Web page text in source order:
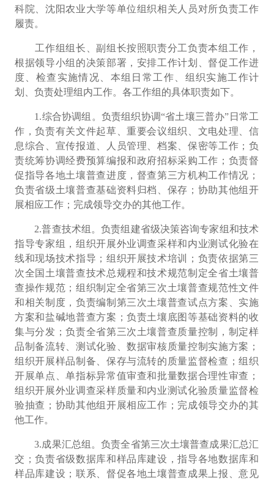
科院、沈阳农业大学等单位组织相关人员对所负责工作
履责。
工作组组长、副组长按照职责分工负责本组工作，
根据领导小组的决策部署，安排工作计划、督促工作进
度、检查实施情况、本组日常工作、组织实施工作计
划、负责处理组内工作。各工作组的具体职责如下。
1.综合协调组。 负责组织协调“省土壤三普办” 日常工
作，负责有关文件起草、重要会议组织、文电处理、信
息综合、宣传报道、人员管理、档案、保密等工作；负
责统筹协调经费预算编报和政府招标采购工作 ； 负责督
促指导各地土壤普查进度，督查第三方机构工作情况；
负责省级土壤普查基础资料归档、保存；协助其他组开
展相应工作；完成领导交办的其他工作。
2.普查技术组。负责组建省级决策咨询专家组和技术
指导专家组，组织开展外业调查采样和内业测试化验在
线和现场技术指导；组织开展技术培训；负责依据第三
次全国土壤普查技术总规程和技术规范制定全省土壤普
查操作规范；组织制定全省第三次土壤普查规范性文件
和相关制度，负责编制第三次土壤普查试点方案、实施
方案和盐碱地普查方案；负责土壤底图等基础资料的收
集与分发；负责全省第三次土壤普查质量控制，制定样
品制备流转、测试化验、数据审核质量控制实施方案；
组织开展样品制备、保存与流转的质量监督检查；组织
开展单点、单指标异常值审查和批量数据合理性审查；
组织开展外业调查采样质量和内业测试化验质量监督检
验抽查；协助其他组开展相应工作；完成领导交办的其
他工作。
3.成果汇总组。负责全省第三次土壤普查成果汇总汇
交；负责省级数据库和样品库建设，指导各地数据库和
样品库建设；联系、督促各地土壤普查成果上报、意见